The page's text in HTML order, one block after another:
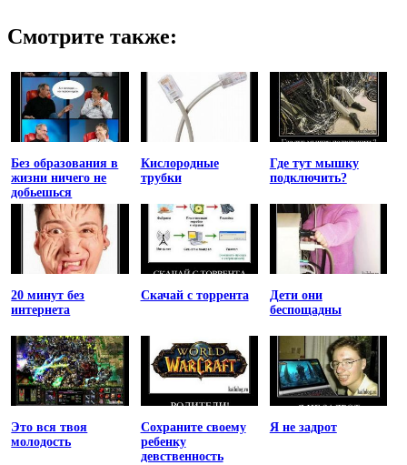
Смотрите также:
Без образования в
жизни ничего не
добьешься
Кислородные
трубки
Где тут мышку
подключить?
20 минут без
интернета
Скачай с торрента
Дети они
беспощадны
Это вся твоя
молодость
Сохраните своему
ребенку
девственность
Я не задрот